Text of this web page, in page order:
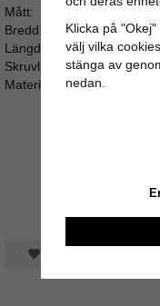
Mått:
Bredd: 3,8cm
Längd: 3cm
Skruvlängd: ca 4cm
Material: Harts
Spara som favorit
Klicka på
välj vilka
stänga av
nedan.